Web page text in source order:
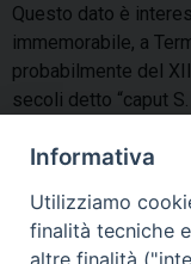
Questo dato è
immemorabile, a
probabilmente del
secoli detto “caput S.
Da notare che il
rinvenimento, era
all’eccezionale
di due anni dopo,
Informativa
Utilizziamo
finalità tecniche
altre finalità